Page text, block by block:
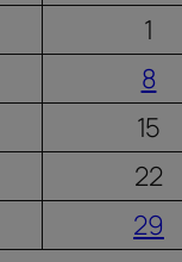
1
8
15
22
29